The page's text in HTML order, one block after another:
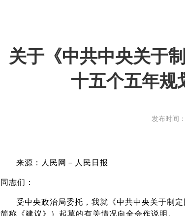
关于《中共中央关于
十五个五年规
发布时间
来源：人民网－人民日报
同志们：
受中央政治局委托，我就《中共中央关于制
简称《建议》）起草的有关情况向全会作说明。